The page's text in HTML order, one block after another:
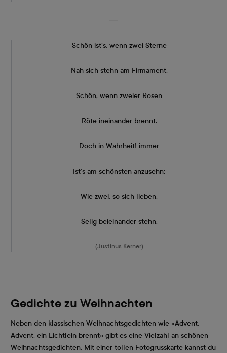
―
Schön ist’s, wenn zwei Sterne
Nah sich stehn am Firmament,
Schön, wenn zweier Rosen
Röte ineinander brennt.
Doch in Wahrheit! immer
Ist’s am schönsten anzusehn:
Wie zwei, so sich lieben,
Selig beieinander stehn.
(Justinus Kerner)
Gedichte zu Weihnachten
Neben den klassischen Weihnachtsgedichten wie «Advent,
Advent, ein Lichtlein brennt» gibt es eine Vielzahl an schönen
Weihnachtsgedichten. Mit einer tollen Fotogrusskarte kannst du